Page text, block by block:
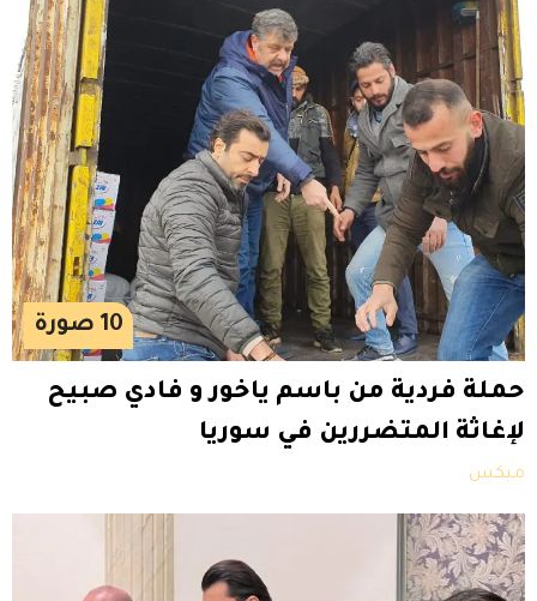
10 صورة
حملة فردية من باسم ياخور و فادي صبيح
لإغاثة المتضررين في سوريا
ميكس